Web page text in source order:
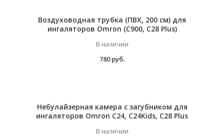
Воздуховодная трубка (ПВХ, 200 см) для
ингаляторов Omron (C900, C28 Plus)
В наличии
780 руб.
Небулайзерная камера с загубником для
ингаляторов Omron C24, C24Kids, C28 Plus
В наличии